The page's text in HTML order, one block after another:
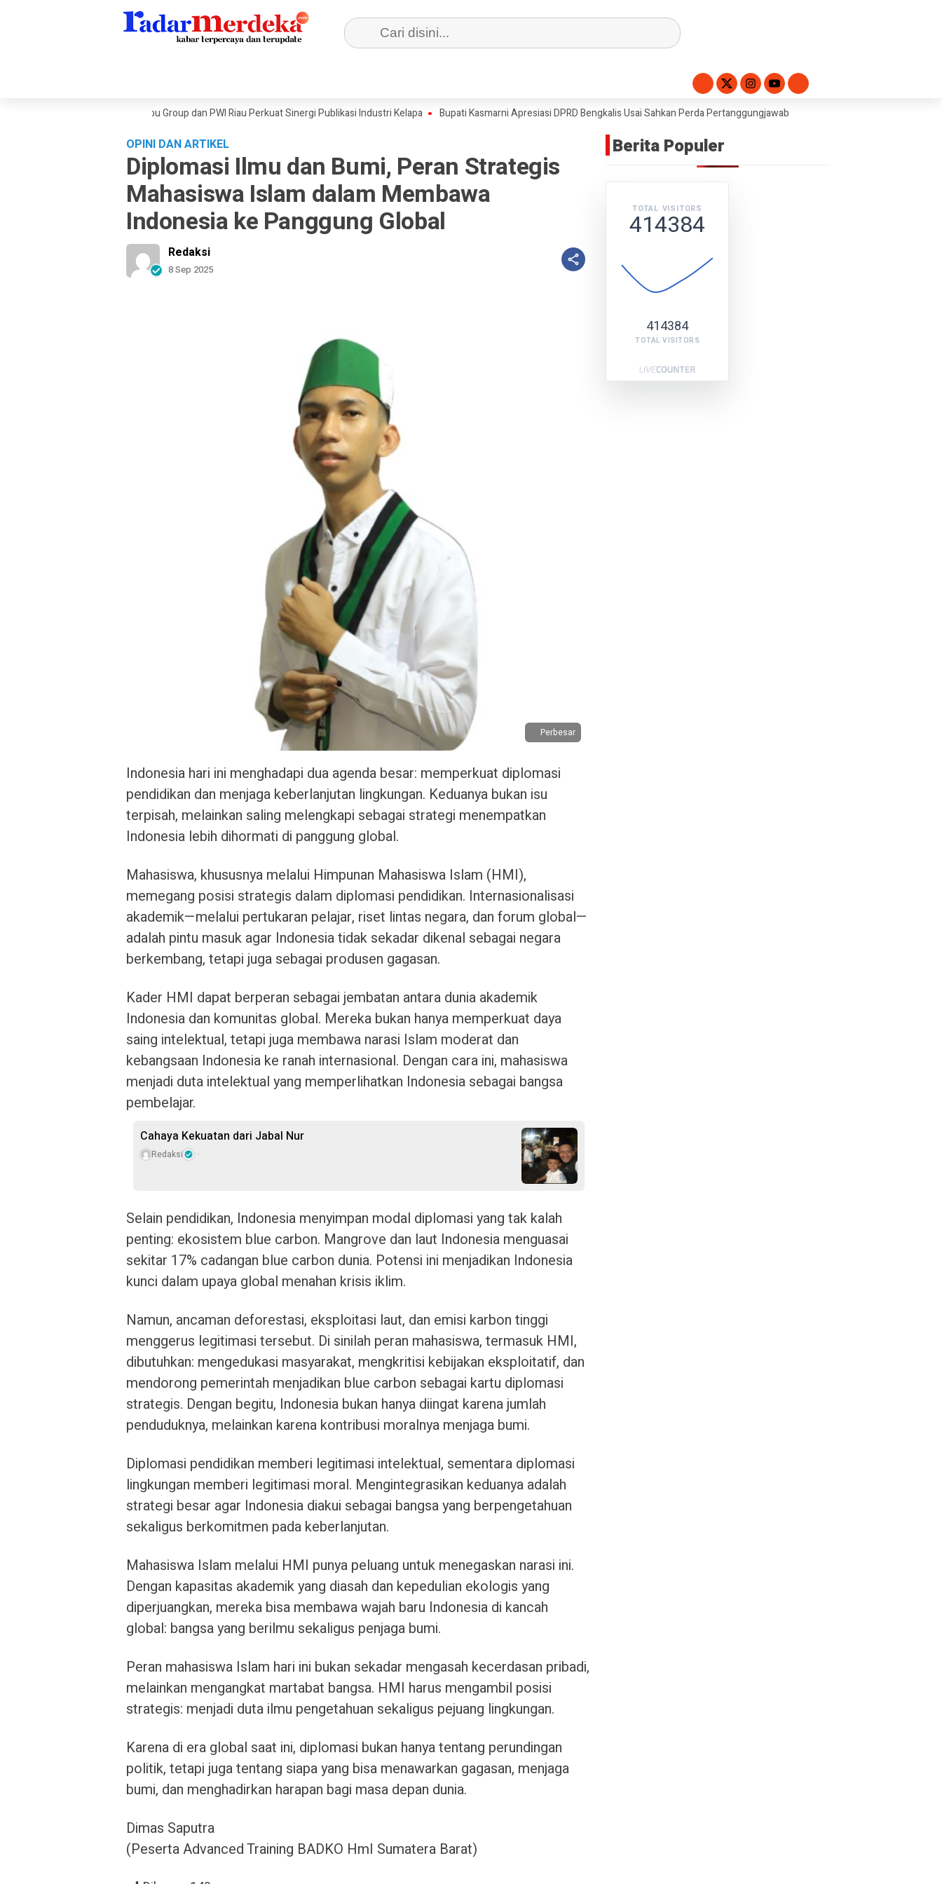
Ekonomi Dunia, Sambu Group dan PWI Riau Perkuat Sinergi Publikasi Industri Kelapa Bupati Kasmarni Apresiasi DPRD Bengkalis Usai Sahkan Perda Pertanggungjawaban APBD 2025
OPINI DAN ARTIKEL
Diplomasi Ilmu dan Bumi, Peran Strategis
Mahasiswa Islam dalam Membawa
Indonesia ke Panggung Global
Redaksi
8 Sep 2025
Perbesar
Indonesia hari ini menghadapi dua agenda besar: memperkuat diplomasi
pendidikan dan menjaga keberlanjutan lingkungan. Keduanya bukan isu
terpisah, melainkan saling melengkapi sebagai strategi menempatkan
Indonesia lebih dihormati di panggung global.
Mahasiswa, khususnya melalui Himpunan Mahasiswa Islam (HMI),
memegang posisi strategis dalam diplomasi pendidikan. Internasionalisasi
akademik—melalui pertukaran pelajar, riset lintas negara, dan forum global—
adalah pintu masuk agar Indonesia tidak sekadar dikenal sebagai negara
berkembang, tetapi juga sebagai produsen gagasan.
Kader HMI dapat berperan sebagai jembatan antara dunia akademik
Indonesia dan komunitas global. Mereka bukan hanya memperkuat daya
saing intelektual, tetapi juga membawa narasi Islam moderat dan
kebangsaan Indonesia ke ranah internasional. Dengan cara ini, mahasiswa
menjadi duta intelektual yang memperlihatkan Indonesia sebagai bangsa
pembelajar.
Cahaya Kekuatan dari Jabal Nur
Redaksi
Selain pendidikan, Indonesia menyimpan modal diplomasi yang tak kalah
penting: ekosistem blue carbon. Mangrove dan laut Indonesia menguasai
sekitar 17% cadangan blue carbon dunia. Potensi ini menjadikan Indonesia
kunci dalam upaya global menahan krisis iklim.
Namun, ancaman deforestasi, eksploitasi laut, dan emisi karbon tinggi
menggerus legitimasi tersebut. Di sinilah peran mahasiswa, termasuk HMI,
dibutuhkan: mengedukasi masyarakat, mengkritisi kebijakan eksploitatif, dan
mendorong pemerintah menjadikan blue carbon sebagai kartu diplomasi
strategis. Dengan begitu, Indonesia bukan hanya diingat karena jumlah
penduduknya, melainkan karena kontribusi moralnya menjaga bumi.
Diplomasi pendidikan memberi legitimasi intelektual, sementara diplomasi
lingkungan memberi legitimasi moral. Mengintegrasikan keduanya adalah
strategi besar agar Indonesia diakui sebagai bangsa yang berpengetahuan
sekaligus berkomitmen pada keberlanjutan.
Mahasiswa Islam melalui HMI punya peluang untuk menegaskan narasi ini.
Dengan kapasitas akademik yang diasah dan kepedulian ekologis yang
diperjuangkan, mereka bisa membawa wajah baru Indonesia di kancah
global: bangsa yang berilmu sekaligus penjaga bumi.
Peran mahasiswa Islam hari ini bukan sekadar mengasah kecerdasan pribadi,
melainkan mengangkat martabat bangsa. HMI harus mengambil posisi
strategis: menjadi duta ilmu pengetahuan sekaligus pejuang lingkungan.
Karena di era global saat ini, diplomasi bukan hanya tentang perundingan
politik, tetapi juga tentang siapa yang bisa menawarkan gagasan, menjaga
bumi, dan menghadirkan harapan bagi masa depan dunia.
Dimas Saputra
(Peserta Advanced Training BADKO HmI Sumatera Barat)
Berita Populer
TOTAL VISITORS
414384
414384
TOTAL VISITORS